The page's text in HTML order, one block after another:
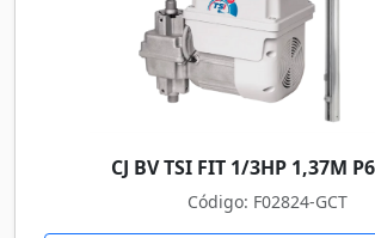
CJ BV TSI FIT 1/3HP 1,37M
Código: F02824-GCT